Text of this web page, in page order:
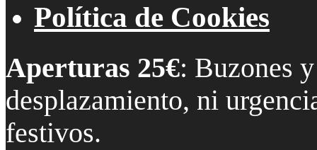
Política de Cookies
Aperturas 25€: Buzones
desplazamiento, ni
festivos.